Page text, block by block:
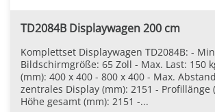
TD2084B Displaywagen 200 cm
Komplettset Displaywagen TD2084B: -
Bildschirmgröße: 65 Zoll - Max. Last: 150
(mm): 400 x 400 - 800 x 400 - Max.
zentrales Display (mm): 2151 - Profillänge
Höhe gesamt (mm): 2151 -...